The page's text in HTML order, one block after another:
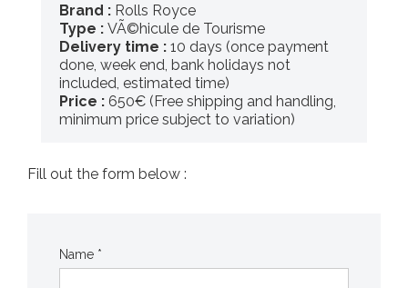
Brand : Rolls Royce
Type : VÃ©hicule de Tourisme
Delivery time : 10 days (once payment
done, week end, bank holidays not
included, estimated time)
Price : 650€ (Free shipping and handling,
minimum price subject to variation)
Fill out the form below :
Name *